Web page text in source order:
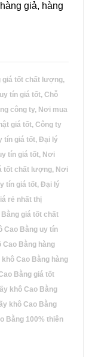
giả, hàng
giá tốt chất lượng,
tín giá tốt, Chỗ
công ty, Nơi mua
giá tốt, Công ty
tín giá tốt, Đại lý
tín giá tốt, Nơi
tốt chất lượng, Nơi
tín giá tốt, Đại lý
rẻ nhất thị
giá tốt chất
Cao Bằng uy tín
Cao Bằng hàng
Cao Bằng hàng
Bằng giá tốt
khô Cao Bằng
khô Cao Bằng
Bằng 100% thiên